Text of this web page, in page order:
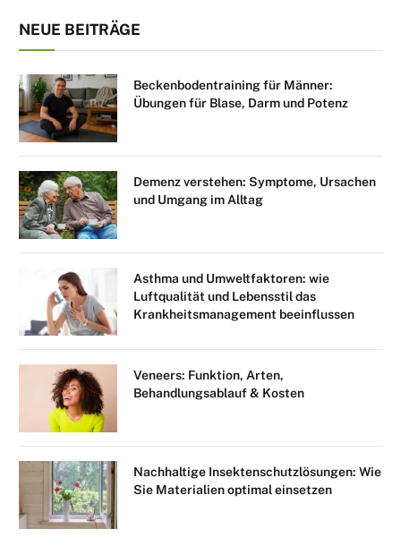
NEUE BEITRÄGE
Beckenbodentraining für Männer:
Übungen für Blase, Darm und Potenz
Demenz verstehen: Symptome, Ursachen
und Umgang im Alltag
Asthma und Umweltfaktoren: wie
Luftqualität und Lebensstil das
Krankheitsmanagement beeinflussen
Veneers: Funktion, Arten,
Behandlungsablauf & Kosten
Nachhaltige Insektenschutzlösungen: Wie
Sie Materialien optimal einsetzen